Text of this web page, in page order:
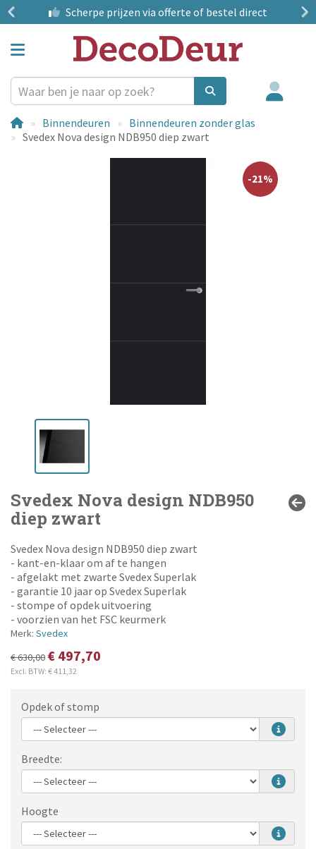
Scherpe prijzen via offerte of bestel direct
Binnendeuren
Binnendeuren zonder glas
Svedex Nova design NDB950 diep zwart
-21%
Svedex Nova design NDB950
diep zwart
Svedex Nova design NDB950 diep zwart
- kant-en-klaar om af te hangen
- afgelakt met zwarte Svedex Superlak
- garantie 10 jaar op Svedex Superlak
- stompe of opdek uitvoering
- voorzien van het FSC keurmerk
Merk: Svedex
€ 630,00 € 497,70
Excl. BTW: € 411,32
Opdek of stomp
Breedte:
Hoogte